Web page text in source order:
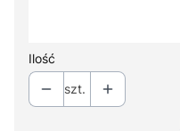
Ilość
szt.